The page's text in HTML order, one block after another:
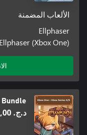
الألعاب المضمنة
Ellphaser
Ellphaser (Xbox One)
Bundle
د.ج.‏ 859,00